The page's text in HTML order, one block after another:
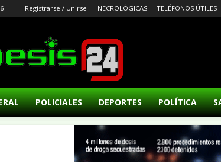
Registrarse / Unirse NECROLÓGICAS TELÉFONOS ÚTILES
POLICIALES DEPORTES POLÍTICA